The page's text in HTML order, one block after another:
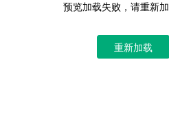
预览加载失败，请重新
重新加载